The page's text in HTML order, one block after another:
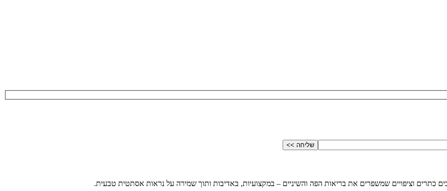
כתרים וציפויים שמשפרים את בריאות הפה והשיניים – במקצועיות, באדיבות ותוך שמירה על נראות אסתטית טבעית.